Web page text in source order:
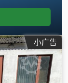
小广告